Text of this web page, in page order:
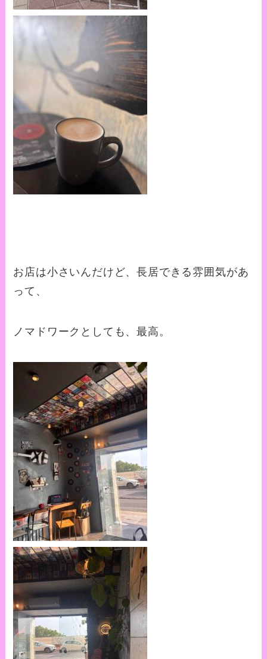
お店は小さいんだけど、長居できる雰囲気があ
って、
ノマドワークとしても、最高。